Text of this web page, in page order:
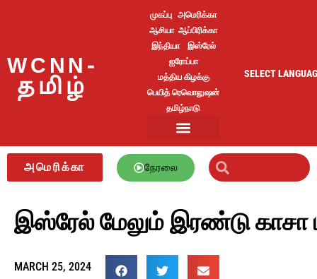
WCNN-
தமிழ்
முகப்பு அமெரிக்கா
ஆசியா ஆப்பிரிக்கா
இந்தியா
இஸ்ரேல்
ஐரோப்பா
மத்திய கிழக்கு
பெயித் ரெவொலுஷன்
தமிழ்நாடு
SELECT
அமெரிக்கா நேரலை
இஸ்ரேல் மேலும் இரண்டு
MARCH 25, 2024